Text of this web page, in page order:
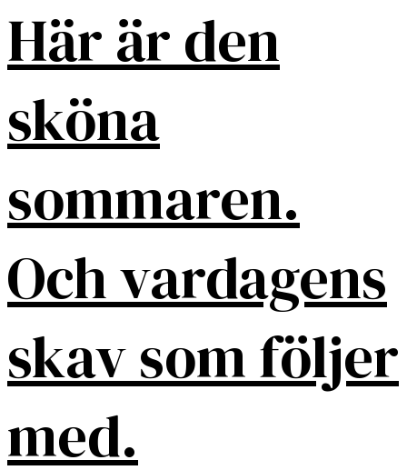
Här är den
sköna
sommaren.
Och vardagens
skav som följer
med.